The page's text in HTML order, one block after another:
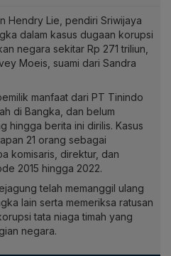
Hendry Lie, pendiri Sriwijaya
dalam kasus dugaan korupsi
negara sekitar Rp 271 triliun,
Moeis, suami dari Sandra
manfaat dari PT Tinindo
di Bangka, dan belum
hingga berita ini dirilis. Kasus
21 orang sebagai
komisaris, direktur, dan
2015 hingga 2022.
telah memanggil ulang
lain serta memeriksa ratusan
tata niaga timah yang
negara.